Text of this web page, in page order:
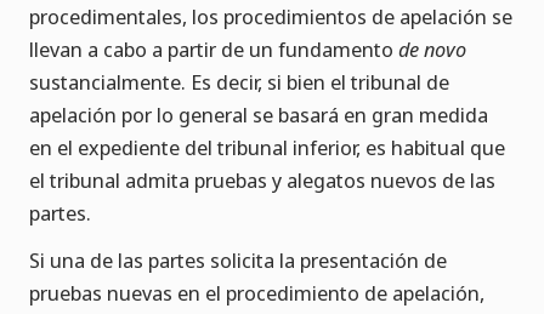
procedimentales, los procedimientos de apelación se
llevan a cabo a partir de un fundamento de novo
sustancialmente. Es decir, si bien el tribunal de
apelación por lo general se basará en gran medida
en el expediente del tribunal inferior, es habitual que
el tribunal admita pruebas y alegatos nuevos de las
partes.
Si una de las partes solicita la presentación de
pruebas nuevas en el procedimiento de apelación,